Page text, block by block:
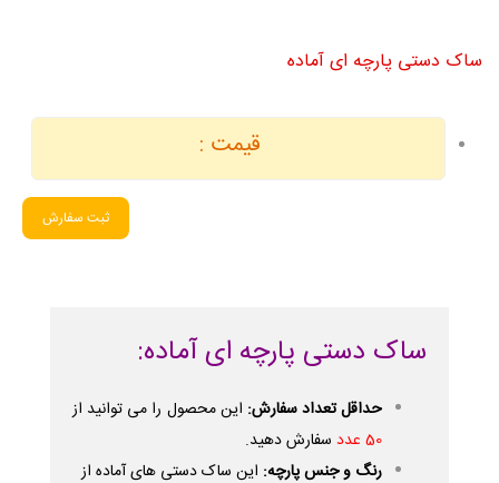
ساک دستی پارچه ای آماده
قیمت :
ثبت سفارش
ساک دستی پارچه ای آماده:
حداقل تعداد سفارش: این محصول را می توانید از
50 عدد
سفارش دهید.
رنگ و جنس پارچه: این ساک دستی های آماده از